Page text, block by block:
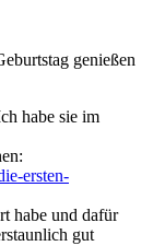
genießen
habe sie im
ersten-
habe und dafür
gut